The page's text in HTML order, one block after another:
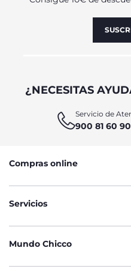
¿NECESITAS
Servicio de
900 81 60 90
Compras online
Servicios
Mundo Chicco